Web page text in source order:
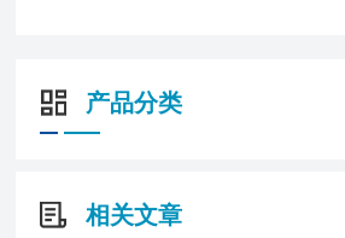
产品分类
相关文章